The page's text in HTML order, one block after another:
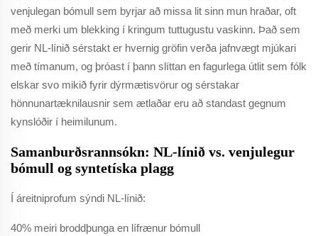
venjulegan bómull sem byrjar að missa lit sinn mun hraðar, oft
með merki um blekking í kringum tuttugustu vaskinn. Það sem
gerir NL-línið sérstakt er hvernig gröfin verða jafnvægt mjúkari
með tímanum, og þróast í þann slíttan en fagurlega útlit sem fólk
elskar svo mikið fyrir dýrmætisvörur og sérstakar
hönnunartæknilausnir sem ætlaðar eru að standast gegnum
kynslóðir í heimilunum.
Samanburðsrannsókn: NL-línið vs. venjulegur
bómull og syntetíska plagg
Í áreitniprofum sýndi NL-línið:
40% meiri broddþunga en lífrænur bómull